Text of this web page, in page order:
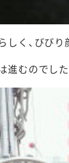
しく、びび
進むのでした